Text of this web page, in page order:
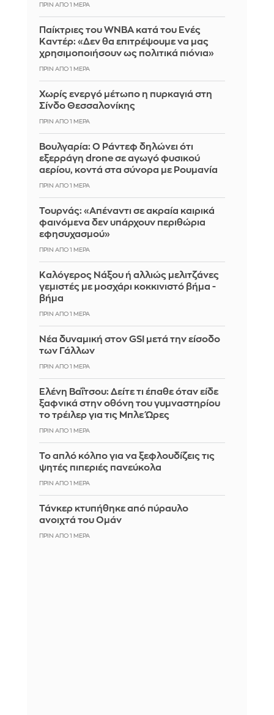
ΠΡΙΝ ΑΠΌ 1 ΜΈΡΑ
Παίκτριες του WNBA κατά του Ενές
Καντέρ: «Δεν θα επιτρέψουμε να μας
χρησιμοποιήσουν ως πολιτικά πιόνια»
ΠΡΙΝ ΑΠΌ 1 ΜΈΡΑ
Χωρίς ενεργό μέτωπο η πυρκαγιά στη
Σίνδο Θεσσαλονίκης
ΠΡΙΝ ΑΠΌ 1 ΜΈΡΑ
Βουλγαρία: Ο Ράντεφ δηλώνει ότι
εξερράγη drone σε αγωγό φυσικού
αερίου, κοντά στα σύνορα με Ρουμανία
ΠΡΙΝ ΑΠΌ 1 ΜΈΡΑ
Τουρνάς: «Απέναντι σε ακραία καιρικά
φαινόμενα δεν υπάρχουν περιθώρια
εφησυχασμού»
ΠΡΙΝ ΑΠΌ 1 ΜΈΡΑ
Καλόγερος Νάξου ή αλλιώς μελιτζάνες
γεμιστές με μοσχάρι κοκκινιστό βήμα -
βήμα
ΠΡΙΝ ΑΠΌ 1 ΜΈΡΑ
Νέα δυναμική στον GSI μετά την είσοδο
των Γάλλων
ΠΡΙΝ ΑΠΌ 1 ΜΈΡΑ
Ελένη Βαΐτσου: Δείτε τι έπαθε όταν είδε
ξαφνικά στην οθόνη του γυμναστηρίου
το τρέιλερ για τις Μπλε Ώρες
ΠΡΙΝ ΑΠΌ 1 ΜΈΡΑ
Το απλό κόλπο για να ξεφλουδίζεις τις
ψητές πιπεριές πανεύκολα
ΠΡΙΝ ΑΠΌ 1 ΜΈΡΑ
Τάνκερ κτυπήθηκε από πύραυλο
ανοιχτά του Ομάν
ΠΡΙΝ ΑΠΌ 1 ΜΈΡΑ